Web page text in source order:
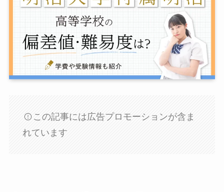
この記事には広告プロモーションが含ま
れています